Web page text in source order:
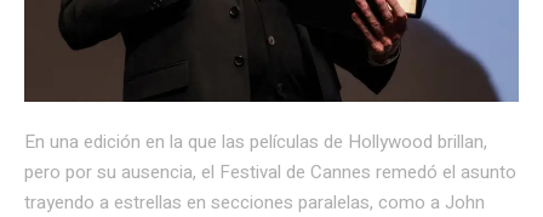
En una edición en la que las películas de Hollywood brillan,
pero por su ausencia, el Festival de Cannes remedó el asunto
trayendo a estrellas en secciones paralelas, como a John